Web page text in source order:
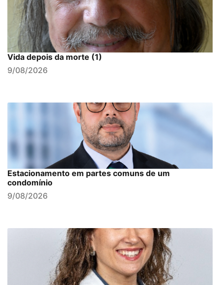
Vida depois da morte (1)
9/08/2026
Estacionamento em partes comuns de um
condomínio
9/08/2026